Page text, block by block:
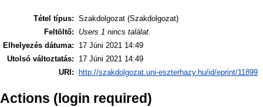
Tétel típus: Szakdolgozat (Szakdolgozat)
Feltöltő:
Users 1 nincs találat.
Elhelyezés dátuma:
17 Júni 2021 14:49
Utolsó változtatás:
17 Júni 2021 14:49
URI:
http://szakdolgozat.uni-eszterhazy.hu/id/eprint/11899
Actions (login required)